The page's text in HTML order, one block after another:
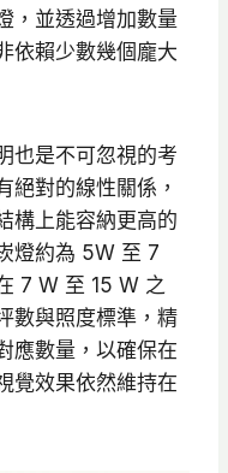
，並透過增加數量
依賴少數幾個龐大
也是不可忽視的考
絕對的線性關係，
構上能容納更高的
燈約為 5W 至 7
7 W 至 15 W 之
數與照度標準，精
應數量，以確保在
覺效果依然維持在